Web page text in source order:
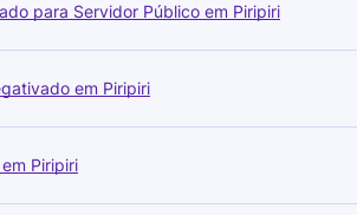
para Servidor Público em Piripiri
em Piripiri
Piripiri